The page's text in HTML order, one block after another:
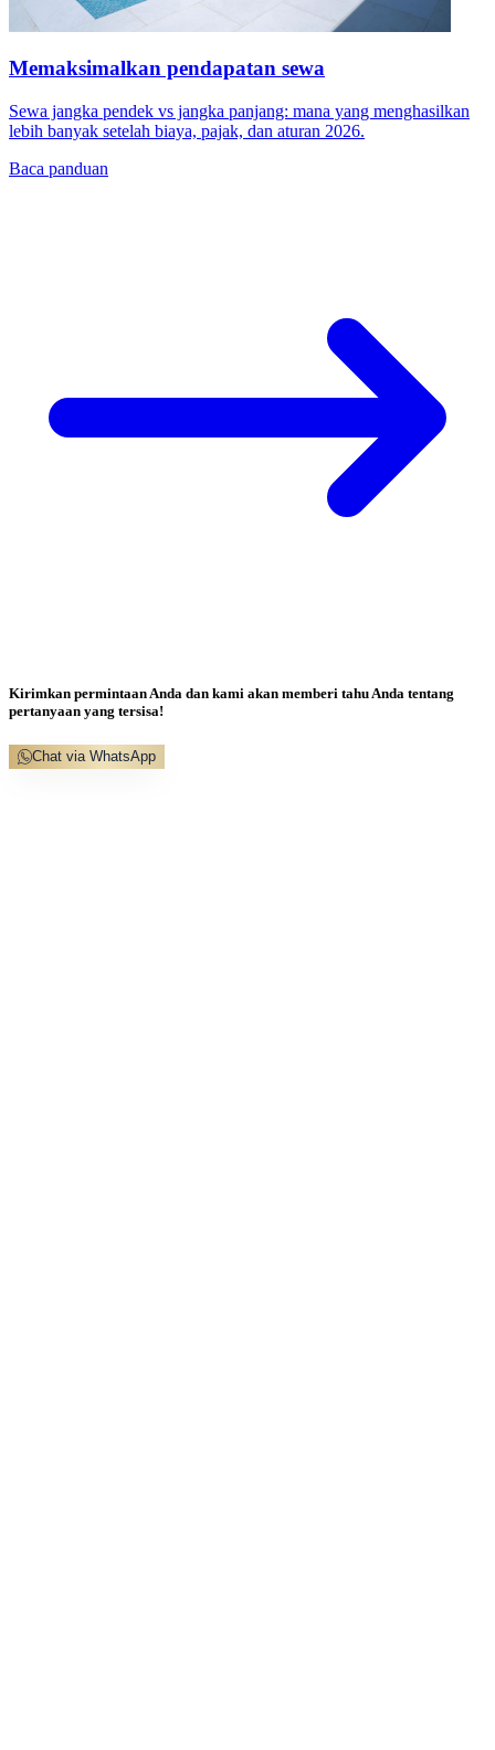
Memaksimalkan pendapatan sewa
Sewa jangka pendek vs jangka panjang: mana yang menghasilkan
lebih banyak setelah biaya, pajak, dan aturan 2026.
Baca panduan
Kirimkan permintaan Anda dan kami akan memberi tahu Anda tentang
pertanyaan yang tersisa!
Chat via WhatsApp